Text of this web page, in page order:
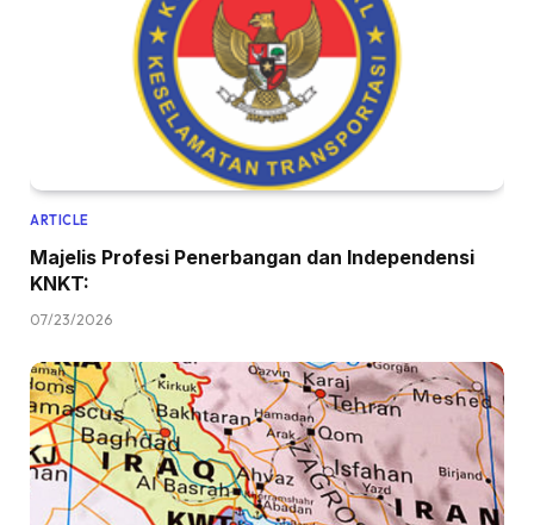
ARTICLE
Majelis Profesi Penerbangan dan Independensi
KNKT:
07/23/2026